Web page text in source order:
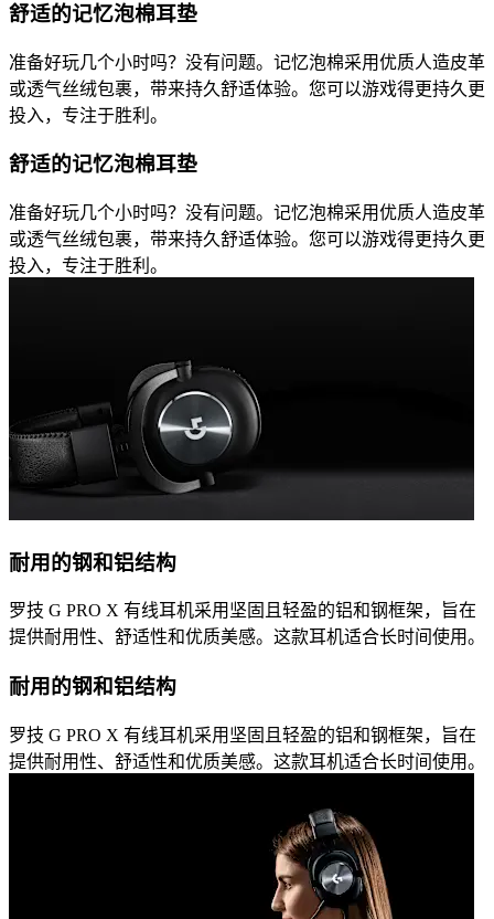
舒适的记忆泡棉耳垫
准备好玩几个小时吗？没有问题。记忆泡棉采用优质人造皮革
或透气丝绒包裹，带来持久舒适体验。您可以游戏得更持久更
投入，专注于胜利。
舒适的记忆泡棉耳垫
准备好玩几个小时吗？没有问题。记忆泡棉采用优质人造皮革
或透气丝绒包裹，带来持久舒适体验。您可以游戏得更持久更
投入，专注于胜利。
耐用的钢和铝结构
罗技 G PRO X 有线耳机采用坚固且轻盈的铝和钢框架，旨在
提供耐用性、舒适性和优质美感。这款耳机适合长时间使用。
耐用的钢和铝结构
罗技 G PRO X 有线耳机采用坚固且轻盈的铝和钢框架，旨在
提供耐用性、舒适性和优质美感。这款耳机适合长时间使用。